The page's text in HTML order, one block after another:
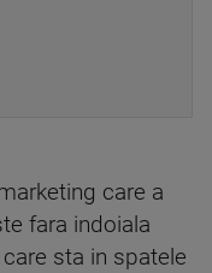
care a
fara indoiala
sta in spatele